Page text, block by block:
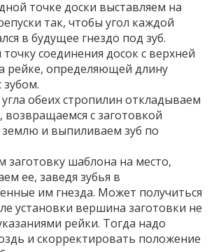
точке доски выставляем на
так, чтобы угол каждой
в будущее гнездо под зуб.
соединения досок с верхней
рейке, определяющей длину
зубом.
обеих стропилин откладываем
возвращаемся с заготовкой
и выпиливаем зуб по
заготовку шаблона на место,
ее, заведя зубья в
им гнезда. Может получиться
установки вершина заготовки не
рейки. Тогда надо
и скорректировать положение